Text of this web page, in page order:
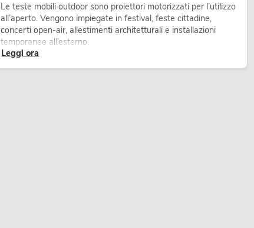
Le teste mobili outdoor sono proiettori motorizzati per l’utilizzo
all’aperto. Vengono impiegate in festival, feste cittadine,
concerti open-air, allestimenti architetturali e installazioni
temporanee all’esterno.
Leggi ora